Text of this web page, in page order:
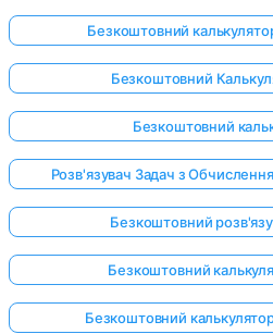
Безкоштовний
Безкоштовний
Безкоштовний
Розв'язувач Задач з
Безкоштовний
Безкоштовний
Безкоштовний